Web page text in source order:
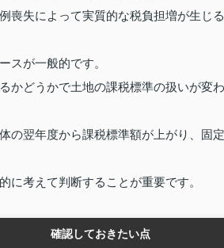
喪失によって実質的な税負担増が生じる
スが一般的です。
かどうかで土地の課税標準の扱いが変わ
の翌年度から課税標準額が上がり、固定
に考えて判断することが重要です。
確認しておきたい点